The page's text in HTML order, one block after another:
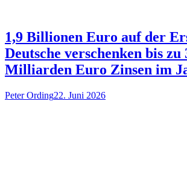
1,9 Billionen Euro auf der
Deutsche verschenken bis zu
Milliarden Euro Zinsen im
Peter Ording22. Juni 2026